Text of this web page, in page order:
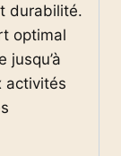
durabilité.
optimal
jusqu’à
activités